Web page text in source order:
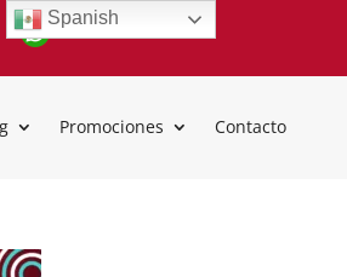
Promociones Contacto
Spanish